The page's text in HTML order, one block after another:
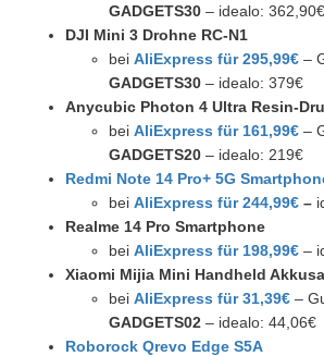
GADGETS30 – idealo: 362,90€
DJI Mini 3 Drohne RC-N1
bei AliExpress für 295,99€ –
GADGETS30 – idealo: 379€
Anycubic Photon 4 Ultra Resin-
bei AliExpress für 161,99€ –
GADGETS20 – idealo: 219€
Redmi Note 14 Pro+ 5G
bei AliExpress für 244,99€ –
Realme 14 Pro Smartphone
bei AliExpress für 198,99€ –
Xiaomi Mijia Mini Handheld
bei AliExpress für 31,39€ –
GADGETS02 – idealo: 44,06€
Roborock Qrevo Edge S5A